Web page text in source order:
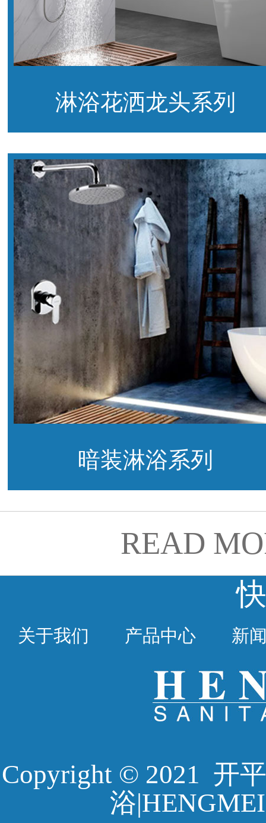
淋浴花洒龙头系列
暗装淋浴系列
READ
关于我们 产品中心 新
Copyright © 2021 开
浴